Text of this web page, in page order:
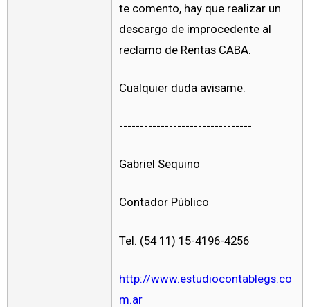
te comento, hay que realizar un
descargo de improcedente al
reclamo de Rentas CABA.
Cualquier duda avisame.
--------------------------------
Gabriel Sequino
Contador Público
Tel. (54 11) 15-4196-4256
http://www.estudiocontablegs.co
m.ar